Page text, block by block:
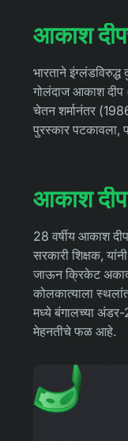
आकाश
भारताने
गोलंदाज आकाश दीप
चेतन शर्मानंतर
पुरस्कार पटकावला,
आकाश
28 वर्षीय आकाश
सरकारी शिक्षक,
जाऊन क्रिकेट
कोलकात्याला
मध्ये बंगालच्या
मेहनतीचे फळ आहे.